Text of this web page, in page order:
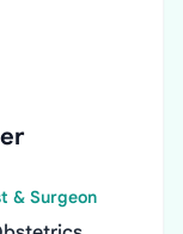
& Surgeon